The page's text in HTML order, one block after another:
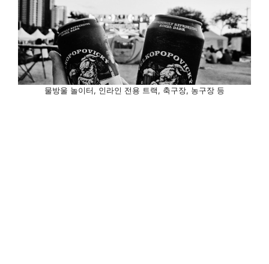
물방울 놀이터, 인라인 전용 트랙, 축구장, 농구장 등